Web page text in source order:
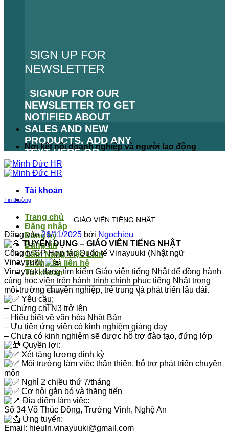
SIGN UP FOR
NEWSLETTER
SIGNUP FOR OUR
NEWSLETTER TO GET
NOTIFIED ABOUT
SALES AND NEW
PRODUCTS. ADD ANY
TEXT HERE OR
REMOVE IT.
LỖI:KHÔNG TÌM THẤY
BIỂU MẪU LIÊN HỆ.
Nơi kết nối doanh nghiệp và người lao động
Tài khoản
Trang chủ
Đăng nhập
Đăng ký
Đăng tin
Cẩm Nang Việc Làm
Thông tin liên hệ
Tài khoản
Tin thường
GIÁO VIÊN TIẾNG NHẬT
Đăng vào26/11/2025 bởi Ngochieu
TUYỂN DỤNG – GIÁO VIÊN TIẾNG NHẬT
Công ty CP Hợp tác Quốc tế Vinayuuki (Nhật ngữ
Vinayuuki)
Vinayuuki đang tìm kiếm Giáo viên tiếng Nhật để đồng hành
cùng học viên trên hành trình chinh phục tiếng Nhật trong
môi trường chuyên nghiệp, trẻ trung và phát triển lâu dài.
Yêu cầu:
– Chứng chỉ N3 trở lên
– Hiểu biết về văn hóa Nhật Bản
– Ưu tiên ứng viên có kinh nghiệm giảng dạy
– Chưa có kinh nghiệm sẽ được hỗ trợ đào tạo, đứng lớp
Quyền lợi:
Xét tăng lương định kỳ
Môi trường làm việc thân thiện, hỗ trợ phát triển chuyên
môn
Nghỉ 2 chiều thứ 7/tháng
Cơ hội gắn bó và thăng tiến
Địa điểm làm việc:
Số 34 Võ Thúc Đồng, Trường Vinh, Nghệ An
Ứng tuyển:
Email: hieuln.vinayuuki@gmail.com